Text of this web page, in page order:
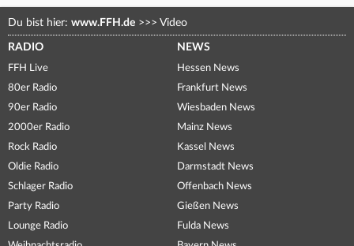
Du bist hier: www.FFH.de >>> Video
RADIO
FFH Live
80er Radio
90er Radio
2000er Radio
Rock Radio
Oldie Radio
Schlager Radio
Party Radio
Lounge Radio
NEWS
Hessen News
Frankfurt News
Wiesbaden News
Mainz News
Kassel News
Darmstadt News
Offenbach News
Gießen News
Fulda News